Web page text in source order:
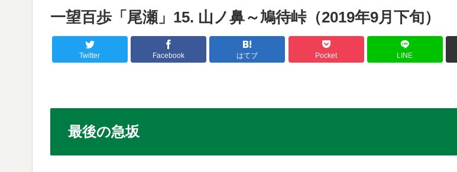
一望百歩「尾瀬」15. 山ノ鼻～鳩待峠（2019年9月下旬）
Twitter Facebook はてブ Pocket LINE
最後の急坂